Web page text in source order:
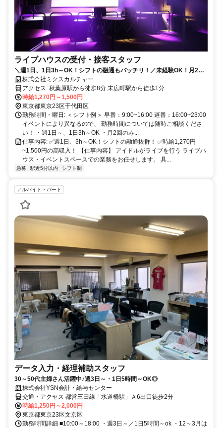
ライブハウスの受付・接客スタッフ
＼週1日、1日3h～OK！シフトの融通もバッチリ！／未経験OK！月2回~
の出勤もOK！サブの仕事として勤務できます！
株式会社ミクスカルチャー
アクセス: 秋葉原駅から徒歩8分 末広町駅から徒歩1分
時給1,270円～1,500円
東京都東京23区千代田区
勤務時間・曜日: ＜シフト例＞ 早番：9:00~16:00 遅番：16:00~23:00
イベントにより異なるので、 勤務時間については随時ご相談くださ
い！ ・週1日～、1日3h～OK ・月2回のみ...
仕事内容: ✅週1日、3h～OK！シフトの融通抜群！ ✅時給1,270円
~1,500円の高収入！ 【仕事内容】 アイドルがライブを行う ライブハ
ウス・イベントスペースでの業務をお任せします。 具...
急募 駅近5分以内 シフト制
アルバイト・パート
データ入力・経理補助スタッフ
30～50代主婦さん活躍中♪週3日～・1日5時間～OK◎
株式会社YSN会計・給与センター
交通・アクセス 都営三田線「水道橋駅」Ａ6出口徒歩2分
時給1,250円～2,000円
東京都東京23区文京区
勤務時間詳細 ■10:00～18:00 ・週3日～／1日5時間～ok ・12～3月は